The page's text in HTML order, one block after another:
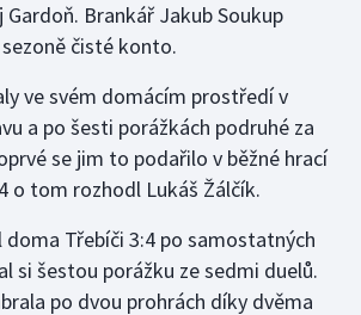
Brankář Jakub Soukup
čisté konto.
ve svém domácím prostředí v
a po šesti porážkách podruhé za
se jim to podařilo v běžné hrací
o tom rozhodl Lukáš Žálčík.
Třebíči 3:4 po samostatných
si šestou porážku ze sedmi duelů.
po dvou prohrách díky dvěma